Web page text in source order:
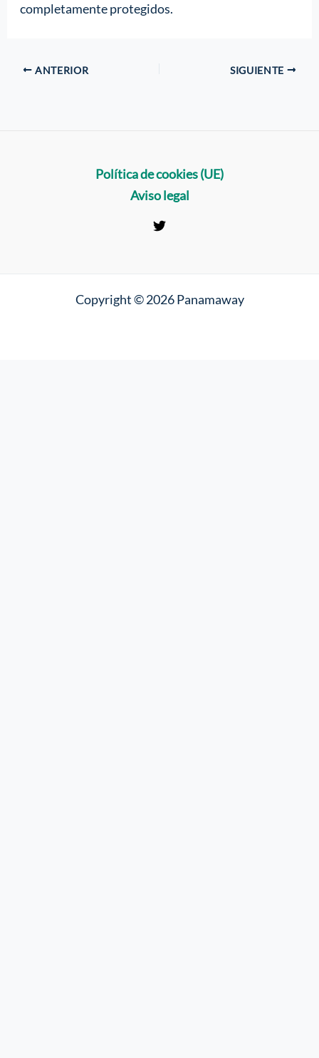
completamente protegidos.
ANTERIOR SIGUIENTE
Política de cookies (UE)
Aviso legal
Copyright © 2026 Panamaway